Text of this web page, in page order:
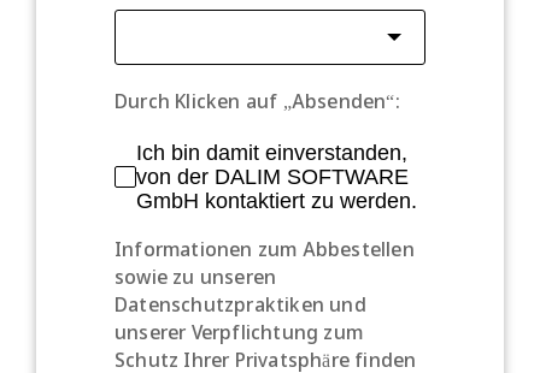
Durch Klicken auf „Absenden“:
Ich bin damit einverstanden,
von der DALIM SOFTWARE
GmbH kontaktiert zu werden.
Informationen zum Abbestellen
sowie zu unseren
Datenschutzpraktiken und
unserer Verpflichtung zum
Schutz Ihrer Privatsphäre finden